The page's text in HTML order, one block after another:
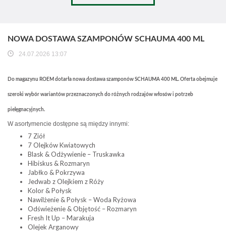
NOWA DOSTAWA SZAMPONÓW SCHAUMA 400 ML
24.07.2026 13:07
Do magazynu ROEM dotarła nowa dostawa szamponów SCHAUMA 400 ML. Oferta obejmuje
szeroki wybór wariantów przeznaczonych do różnych rodzajów włosów i potrzeb
pielęgnacyjnych.
W asortymencie dostępne są między innymi:
7 Ziół
7 Olejków Kwiatowych
Blask & Odżywienie – Truskawka
Hibiskus & Rozmaryn
Jabłko & Pokrzywa
Jedwab z Olejkiem z Róży
Kolor & Połysk
Nawilżenie & Połysk – Woda Ryżowa
Odświeżenie & Objętość – Rozmaryn
Fresh It Up – Marakuja
Olejek Arganowy